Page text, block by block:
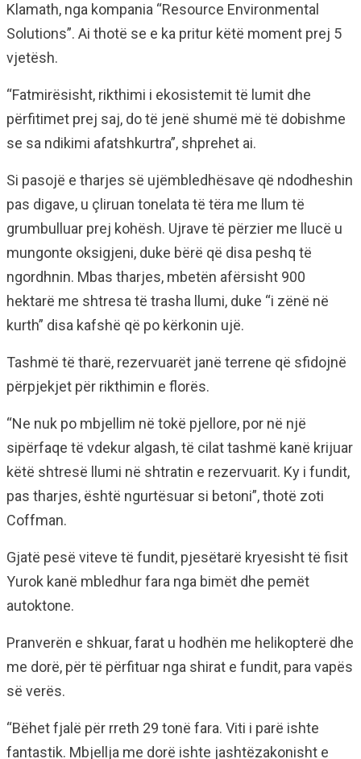
Klamath, nga kompania “Resource Environmental
Solutions”. Ai thotë se e ka pritur këtë moment prej 5
vjetësh.
“Fatmirësisht, rikthimi i ekosistemit të lumit dhe
përfitimet prej saj, do të jenë shumë më të dobishme
se sa ndikimi afatshkurtra”, shprehet ai.
Si pasojë e tharjes së ujëmbledhësave që ndodheshin
pas digave, u çliruan tonelata të tëra me llum të
grumbulluar prej kohësh. Ujrave të përzier me llucë u
mungonte oksigjeni, duke bërë që disa peshq të
ngordhnin. Mbas tharjes, mbetën afërsisht 900
hektarë me shtresa të trasha llumi, duke “i zënë në
kurth” disa kafshë që po kërkonin ujë.
Tashmë të tharë, rezervuarët janë terrene që sfidojnë
përpjekjet për rikthimin e florës.
“Ne nuk po mbjellim në tokë pjellore, por në një
sipërfaqe të vdekur algash, të cilat tashmë kanë krijuar
këtë shtresë llumi në shtratin e rezervuarit. Ky i fundit,
pas tharjes, është ngurtësuar si betoni”, thotë zoti
Coffman.
Gjatë pesë viteve të fundit, pjesëtarë kryesisht të fisit
Yurok kanë mbledhur fara nga bimët dhe pemët
autoktone.
Pranverën e shkuar, farat u hodhën me helikopterë dhe
me dorë, për të përfituar nga shirat e fundit, para vapës
së verës.
“Bëhet fjalë për rreth 29 tonë fara. Viti i parë ishte
fantastik. Mbjellja me dorë ishte jashtëzakonisht e